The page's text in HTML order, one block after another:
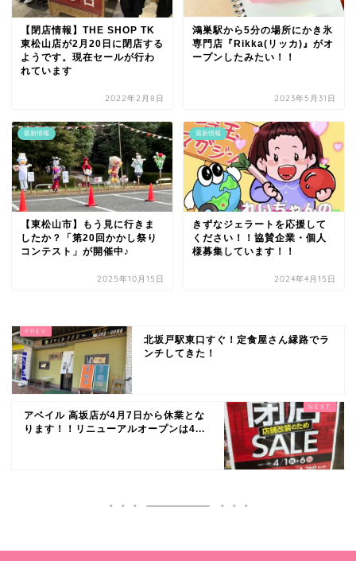
【閉店情報】THE SHOP TK
東松山店が2月20日に閉店する
ようです。現在セールが行わ
れています
2022年2月8日
鴻巣駅から5分の場所にかき氷
専門店『Rikka(リッカ)』がオ
ープンしたみたい！！
2023年5月31日
最新情報
【東松山市】もう見に行きま
したか？「第20回かかし祭り
コンテスト」が開催中♪
2025年10月15日
最新情報
きずなジェラートを応援して
ください！！協賛企業・個人
様募集しています！！
2024年4月15日
北坂戸駅東口すぐ！定食屋さん縁路でラ
ンチしてきた！
アベイル 高坂店が4月7日から休業とな
ります！！リニューアルオープンは4...